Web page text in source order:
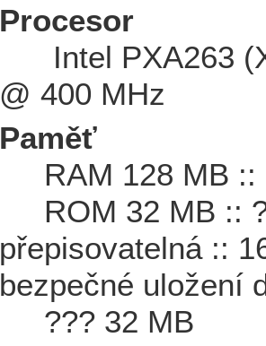
Procesor
Intel PXA263
@ 400 MHz
Paměť
RAM 128 MB ::
ROM 32 MB ::
přepisovatelná ::
bezpečné uložení
??? 32 MB